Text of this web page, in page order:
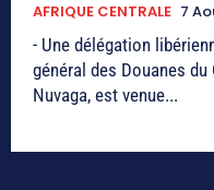
AFRIQUE CENTRALE 7
- Une délégation
général des Douanes du
Nuvaga, est venue...